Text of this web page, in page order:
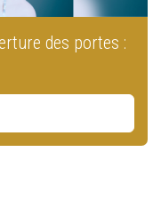
des portes :